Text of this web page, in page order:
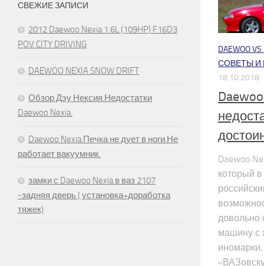
DAEWOO VS
СОВЕТЫ И
18.10.2018
Daewoo
который
довольно
машину с
СВЕЖИЕ ЗАПИСИ
2012 Daewoo Nexia 1.6L (109HP) F16D3
POV CITY DRIVING
DAEWOO NEXIA SNOW DRIFT
Обзор Дэу Нексия.Недостатки
Daewoo Nexia.
Daewoo Nexia.Печка не дует в ноги.Не
работает вакуумник.
замки с Daewoo Nexia в ваз 2107
-задняя дверь ( установка+доработка
тяжек)